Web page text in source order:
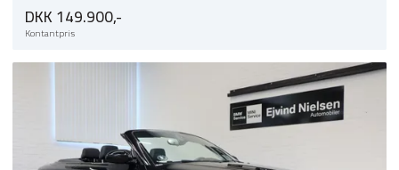
DKK 149.900,-
Kontantpris